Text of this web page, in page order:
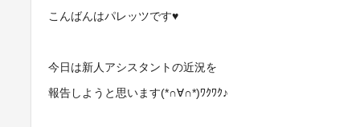
こんばんはパレッツです♥
今日は新人アシスタントの近況を
報告しようと思います(*∩∀∩*)ﾜｸﾜｸ♪